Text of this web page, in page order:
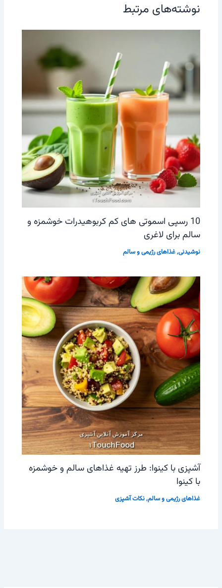
نوشته‌های مرتبط
10 رسپی اسموتی‌ های کم کربوهیدرات خوشمزه و
سالم برای لاغری
نوشیدنی,غذاهای رژیمی و سالم
آشپزی با کینوا: طرز تهیه غذاهای سالم و خوشمزه
با کینوا
غذاهای رژیمی و سالم,نکات آشپزی